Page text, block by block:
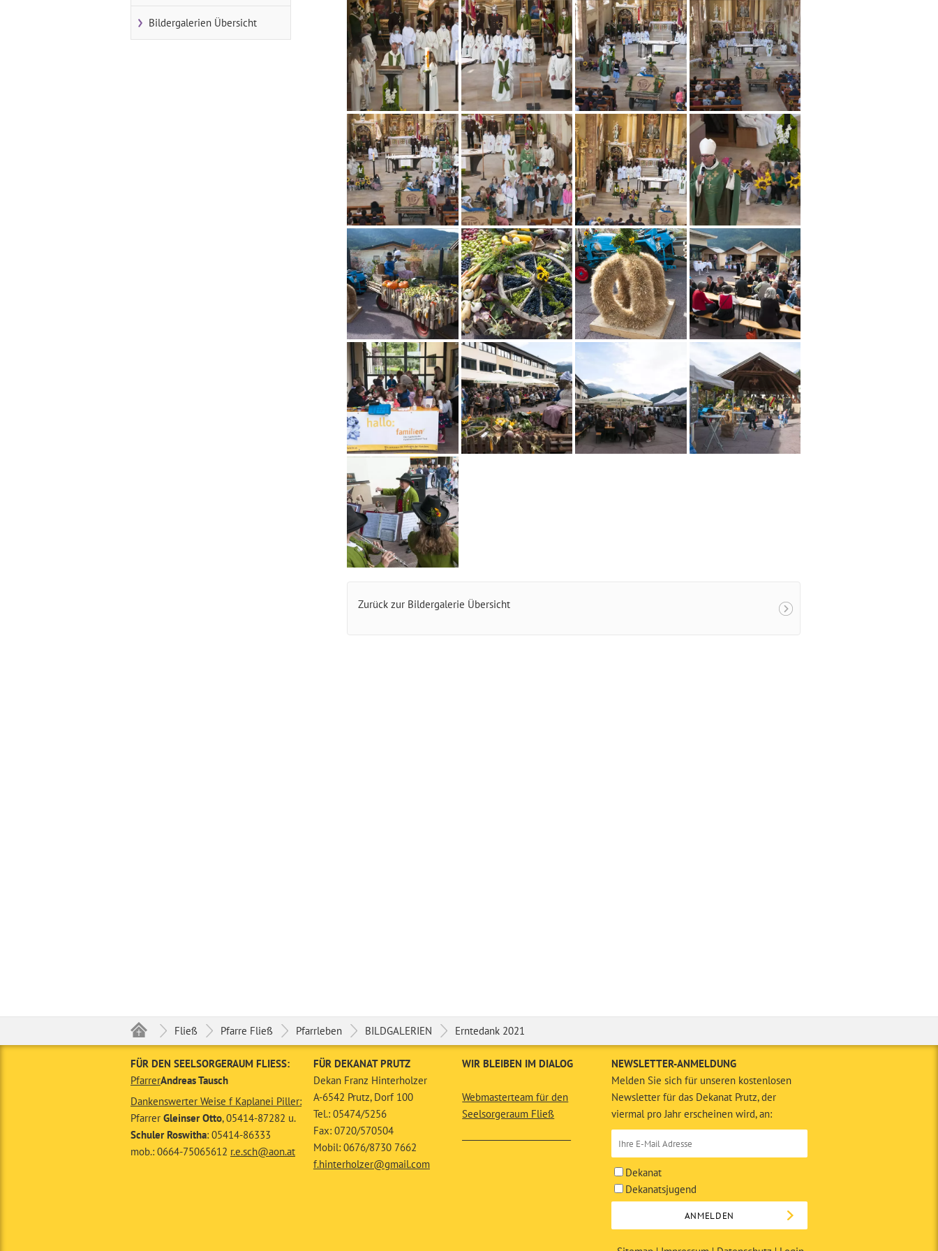
Bildergalerien Übersicht
Zurück zur Bildergalerie Übersicht
Fließ Pfarre Fließ Pfarrleben BILDGALERIEN Erntedank 2021
FÜR DEN SEELSORGERAUM FLIESS:
PfarrerAndreas Tausch
Dankenswerter Weise f Kaplanei Piller:
Pfarrer Gleinser Otto, 05414-87282 u.
Schuler Roswitha: 05414-86333
mob.: 0664-75065612 r.e.sch@aon.at
FÜR DEKANAT PRUTZ
Dekan Franz Hinterholzer
A-6542 Prutz, Dorf 100
Tel.: 05474/5256
Fax: 0720/570504
Mobil: 0676/8730 7662
f.hinterholzer@gmail.com
WIR BLEIBEN IM DIALOG
Webmasterteam für den
Seelsorgeraum Fließ
NEWSLETTER-ANMELDUNG
Melden Sie sich für unseren kostenlosen
Newsletter für das Dekanat Prutz, der
viermal pro Jahr erscheinen wird, an:
Dekanat
Dekanatsjugend